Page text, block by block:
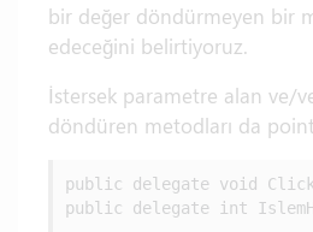
bir değer döndürmeyen bir
edeceğini belirtiyoruz.
İstersek parametre alan ve/
döndüren metodları da
public delegate void
public delegate int